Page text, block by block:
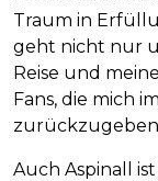
Traum in
geht nicht nur
Reise und
Fans, die mich
Auch Aspinall